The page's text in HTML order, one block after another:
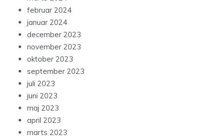
februar 2024
januar 2024
december 2023
november 2023
oktober 2023
september 2023
juli 2023
juni 2023
maj 2023
april 2023
marts 2023